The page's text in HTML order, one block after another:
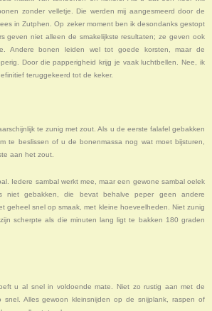
zonder velletje. Die werden mij aangesmeerd door de
in Zutphen. Op zeker moment ben ik desondanks gestopt
geven niet alleen de smakelijkste resultaten; ze geven ook
Andere bonen leiden wel tot goede korsten, maar de
Door die papperigheid krijg je vaak luchtbellen. Nee, ik
teruggekeerd tot de keker.
te zunig met zout. Als u de eerste falafel gebakken
te beslissen of u de bonenmassa nog wat moet bijsturen,
aan het zout.
Iedere sambal werkt mee, maar een gewone sambal oelek
gebakken, die bevat behalve peper geen andere
geheel snel op smaak, met kleine hoeveelheden. Niet zunig
scherpte als die minuten lang ligt te bakken 180 graden
u al snel in voldoende mate. Niet zo rustig aan met de
Alles gewoon kleinsnijden op de snijplank, raspen of